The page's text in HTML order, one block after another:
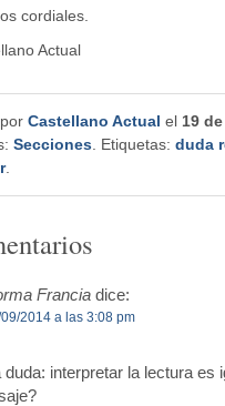
cordiales.
Actual
porCastellano Actual el 19
Secciones . Etiquetas:duda
.
Francia dice:
2014 a las 3:08 pm
duda: interpretar la lectura es